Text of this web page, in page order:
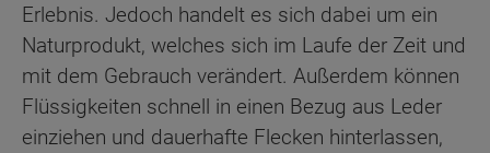
Erlebnis. Jedoch handelt es sich dabei um ein
Naturprodukt, welches sich im Laufe der Zeit und
mit dem Gebrauch verändert. Außerdem können
Flüssigkeiten schnell in einen Bezug aus Leder
einziehen und dauerhafte Flecken hinterlassen,